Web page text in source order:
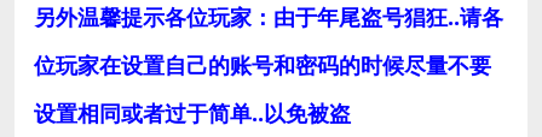
另外温馨提示各位玩家：由于年尾盗号猖狂..请各
位玩家在设置自己的账号和密码的时候尽量不要
设置相同或者过于简单..以免被盗